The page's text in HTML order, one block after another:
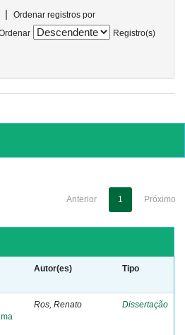
|
Ordenar registros por
Registro(s)
Anterior 1 Próximo
Autor(es) Tipo
Ros, Renato Dissertação